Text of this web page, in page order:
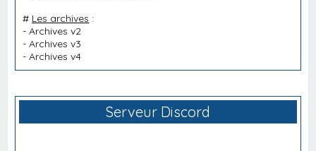
# Les archives :
-Archives v2
-Archives v3
-Archives v4
Serveur Discord